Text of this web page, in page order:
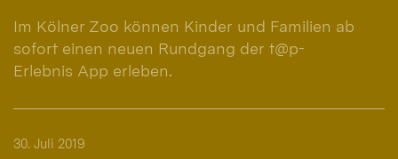
Im Kölner Zoo können Kinder und Familien ab
sofort einen neuen Rundgang der t@p-
Erlebnis App erleben.
30. Juli 2019